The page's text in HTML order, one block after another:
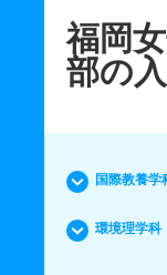
福岡
部の
国際教養学
環境理学科